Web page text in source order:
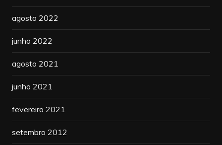
agosto 2022
junho 2022
agosto 2021
junho 2021
fevereiro 2021
setembro 2012